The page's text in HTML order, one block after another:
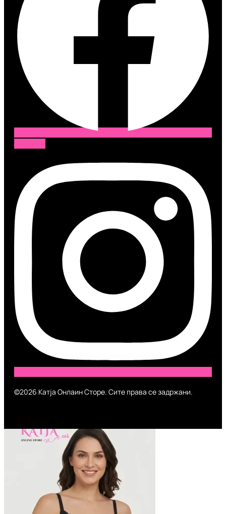
©2026 Катја Онлаин Сторе. Сите права се задржани.